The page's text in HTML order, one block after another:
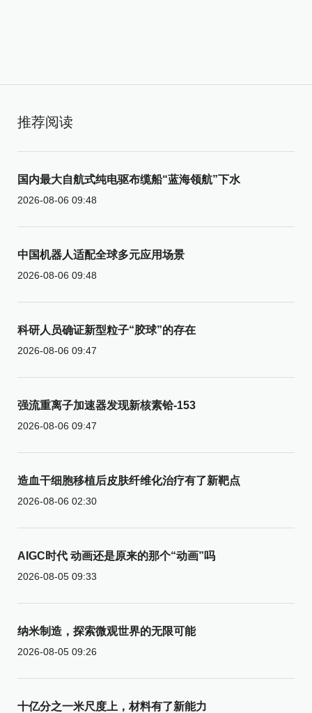
推荐阅读
国内最大自航式纯电驱布缆船“蓝海领航”下水
2026-08-06 09:48
中国机器人适配全球多元应用场景
2026-08-06 09:48
科研人员确证新型粒子“胶球”的存在
2026-08-06 09:47
强流重离子加速器发现新核素铪-153
2026-08-06 09:47
造血干细胞移植后皮肤纤维化治疗有了新靶点
2026-08-06 02:30
AIGC时代 动画还是原来的那个“动画”吗
2026-08-05 09:33
纳米制造，探索微观世界的无限可能
2026-08-05 09:26
十亿分之一米尺度上，材料有了新能力